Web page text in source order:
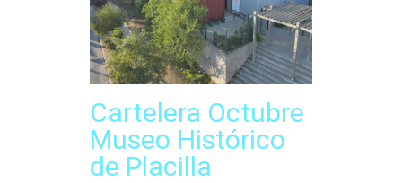
Cartelera Octubre
Museo Histórico
de Placilla